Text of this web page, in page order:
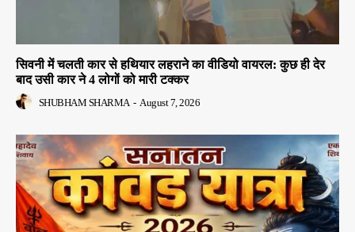
सिवनी में चलती कार से हथियार लहराने का वीडियो वायरल: कुछ ही देर
बाद उसी कार ने 4 लोगों को मारी टक्कर
SHUBHAM SHARMA - August 7, 2026